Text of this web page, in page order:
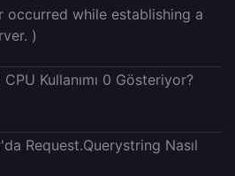
occurred while establishing a
)
Kullanımı 0 Gösteriyor?
Request.Querystring Nasıl